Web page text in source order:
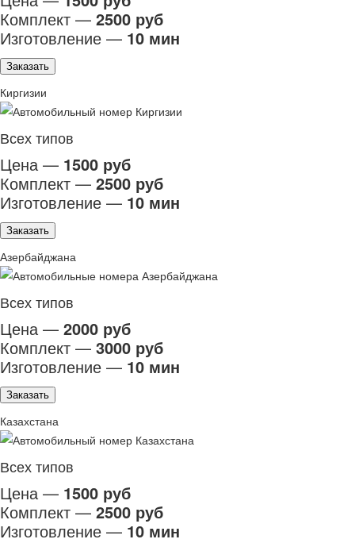
Комплект — 2500 руб
Изготовление — 10 мин
Заказать
Киргизии
Всех типов
Цена — 1500 руб
Комплект — 2500 руб
Изготовление — 10 мин
Заказать
Азербайджана
Всех типов
Цена — 2000 руб
Комплект — 3000 руб
Изготовление — 10 мин
Заказать
Казахстана
Всех типов
Цена — 1500 руб
Комплект — 2500 руб
Изготовление — 10 мин